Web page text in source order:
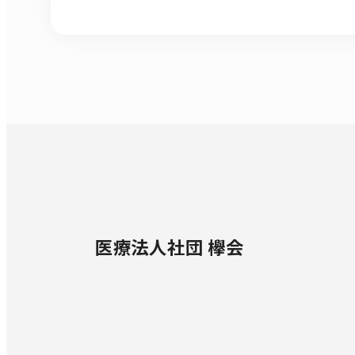
医療法人社団 欅会